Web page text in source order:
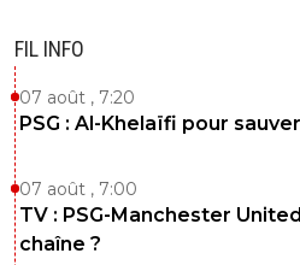
FIL INFO
07 août , 7:20
PSG : Al-Khelaïfi pour
07 août , 7:00
TV : PSG-Manchester
chaîne ?